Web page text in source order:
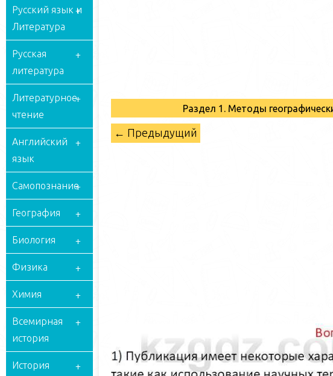
Русский язык и
Литература
Русская
литература
Литературное
чтение
Английский
язык
Самопознание
География
Биология
Физика
Химия
Всемирная
история
История
Раздел 1. Методы
← Предыдущий